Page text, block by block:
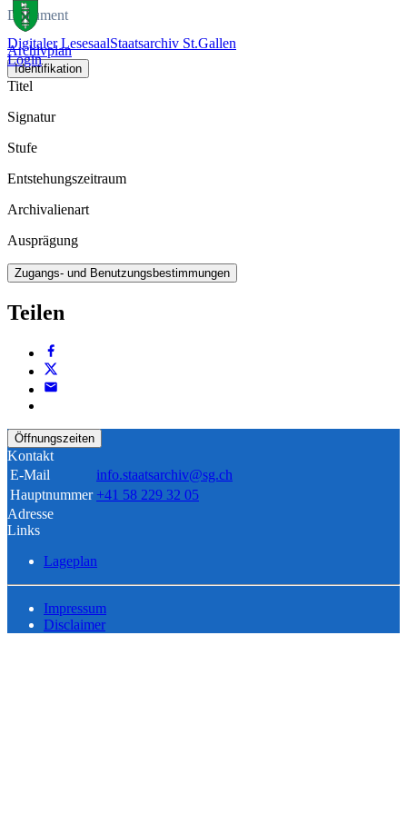
Digitaler LesesaalStaatsarchiv St.Gallen
Login
Dokument
Archivplan
Identifikation
Titel
Signatur
Stufe
Entstehungszeitraum
Archivalienart
Ausprägung
Zugangs- und Benutzungsbestimmungen
Teilen
Öffnungszeiten
Kontakt
E-Mail
info.staatsarchiv@sg.ch
Hauptnummer +41 58 229 32 05
Adresse
Links
Lageplan
Impressum
Disclaimer